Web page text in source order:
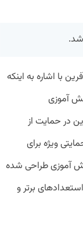
با اشاره به اینکه
آموزی
در حمایت از
ویژه برای
آموزی طراحی شده
برتر و